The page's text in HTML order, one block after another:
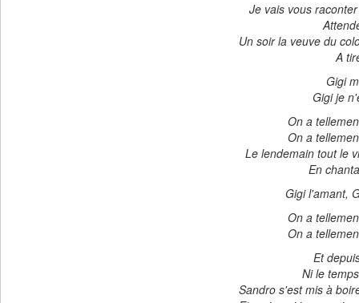
Je vais vous
Un soir la veuve du
A
Gigi
Gigi je
On a
On a
Le lendemain tout le
En
Gigi l'amant,
On a
On a
Et
Ni le
Sandro s'est mis à